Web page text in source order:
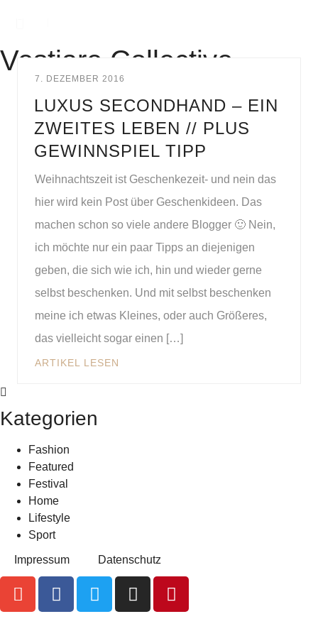
Vestiare Collective
7. DEZEMBER 2016
LUXUS SECONDHAND – EIN
ZWEITES LEBEN // PLUS
GEWINNSPIEL TIPP
Weihnachtszeit ist Geschenkezeit- und nein das
hier wird kein Post über Geschenkideen. Das
machen schon so viele andere Blogger 🙂 Nein,
ich möchte nur ein paar Tipps an diejenigen
geben, die sich wie ich, hin und wieder gerne
selbst beschenken. Und mit selbst beschenken
meine ich etwas Kleines, oder auch Größeres,
das vielleicht sogar einen […]
ARTIKEL LESEN
Kategorien
Fashion
Featured
Festival
Home
Lifestyle
Sport
Impressum Datenschutz